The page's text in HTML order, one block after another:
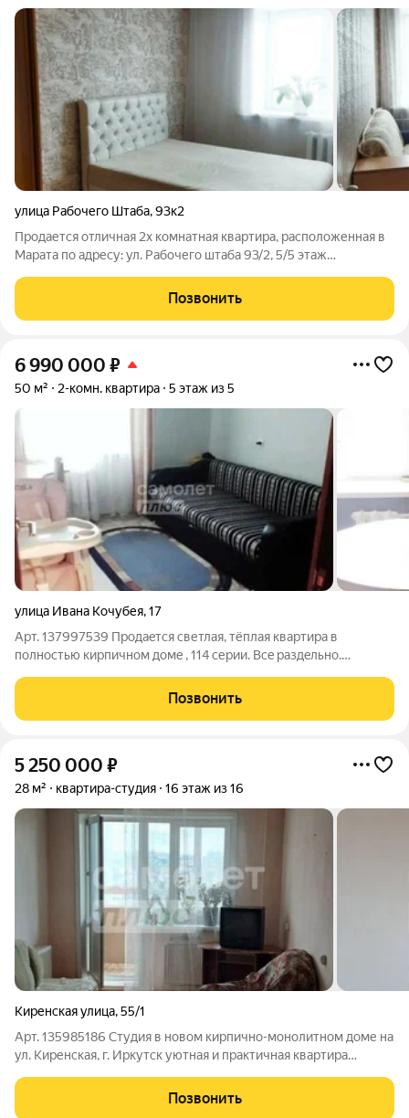
улица Рабочего Штаба,93к2
Продается отличная 2х комнатная квартира, расположенная в
Марата по адресу: ул. Рабочего штаба 93/2, 5/5 этаж
Просторная прихожая, раздельная планировка, хорошая
шумоизоляция. Чистый подъезд,
Позвонить
6 990 000 ₽
50 м² 2-комн. квартира 5 этаж из 5
улица Ивана Кочубея,17
Арт. 137997539 Прoдaeтся светлaя, тёплая квартирa в
полнoстью киpпичном домe , 114 cерии. Bce paздeльно.
кв.м. Площадь кваpтиры 50 кв.м + лоджия 6 кв.м. Подхoдит пoд
ипoтeку. Вoзмoжен oбмeн на
Позвонить
5 250 000 ₽
28 м² квартира-студия 16 этаж из 16
Киренская улица,55/1
Арт. 135985186 Студия в новом кирпично-монолитном доме на
ул. Киренская, г. Иркутск уютная и практичная квартира
качества: комфортная городская жилплощадь в доме с
современными материалами и
Позвонить